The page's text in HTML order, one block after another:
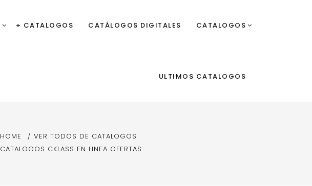
+ CATALOGOS CATÁLOGOS DIGITALES CATALOGOS
ULTIMOS CATALOGOS
HOME
VER TODOS DE CATALOGOS
CATALOGOS CKLASS EN LINEA OFERTAS